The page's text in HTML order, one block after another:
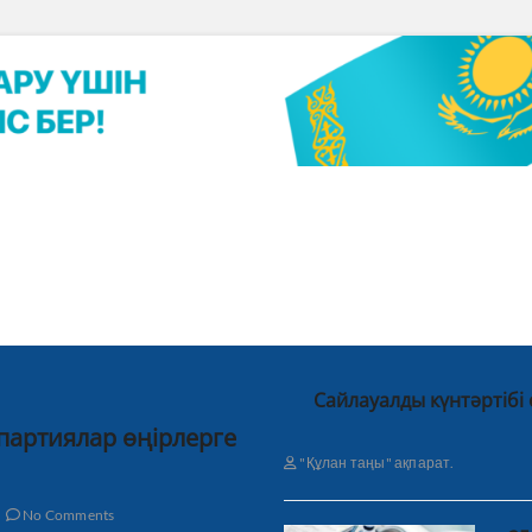
өңірлерге
No Comments
Сайлауалды
"Құлан таңы" ақпарат.